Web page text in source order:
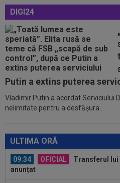
DIGI24
Putin a extins puterea
Vladimir Putin a acordat Serviciului
nelimitate pentru a desfășura...
ULTIMA ORĂ
09:14 FOTO
Voia să plece
i-au furat roțile de la mașină!
09:11
România - Lituania:
Apelul făcut înaintea jocului din...
10:05
Ce veste pentru Jose
găsit înlocuitor, după ce Rodri a...
09:49
Gata: făcut praf de Gigi
să plece de la FCSB! ”Mi-e și...
dobor, atunci așa să fie!" A
09:34 OFICIAL
Transferul lui
anunțat